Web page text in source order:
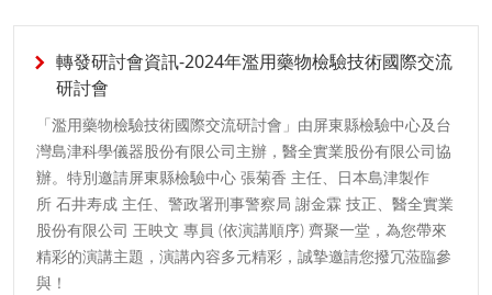
轉發研討會資訊-2024年濫用藥物檢驗技術國際交流
研討會
「濫用藥物檢驗技術國際交流研討會」由屏東縣檢驗中心及台
灣島津科學儀器股份有限公司主辦，醫全實業股份有限公司協
辦。特別邀請屏東縣檢驗中心 張菊香 主任、日本島津製作
所 石井寿成 主任、警政署刑事警察局 謝金霖 技正、醫全實業
股份有限公司 王映文 專員 (依演講順序) 齊聚一堂，為您帶來
精彩的演講主題，演講內容多元精彩，誠摯邀請您撥冗蒞臨參
與！